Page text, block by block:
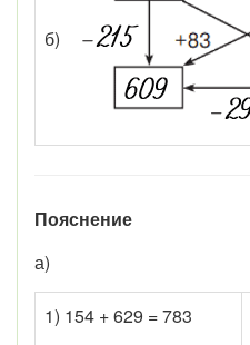
б)
Пояснение
а)
1) 154 + 629 = 783